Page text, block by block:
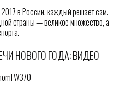
в России, каждый решает сам.
страны — великое множество, а
НОВОГО ГОДА: ВИДЕО